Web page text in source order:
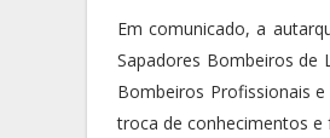
Em comunicado, a
Sapadores Bombeiros de
Bombeiros Profissionais
troca de conhecimentos